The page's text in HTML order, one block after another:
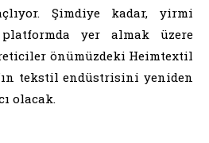
Şimdiye kadar, yirmi
yer almak üzere
önümüzdeki Heimtextil
tekstil endüstrisini yeniden
olacak.